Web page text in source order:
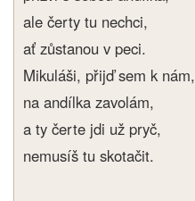
ale čerty tu nechci,
ať zůstanou v peci.
Mikuláši, přijď sem k nám,
na andílka zavolám,
a ty čerte jdi už pryč,
nemusíš tu skotačit.